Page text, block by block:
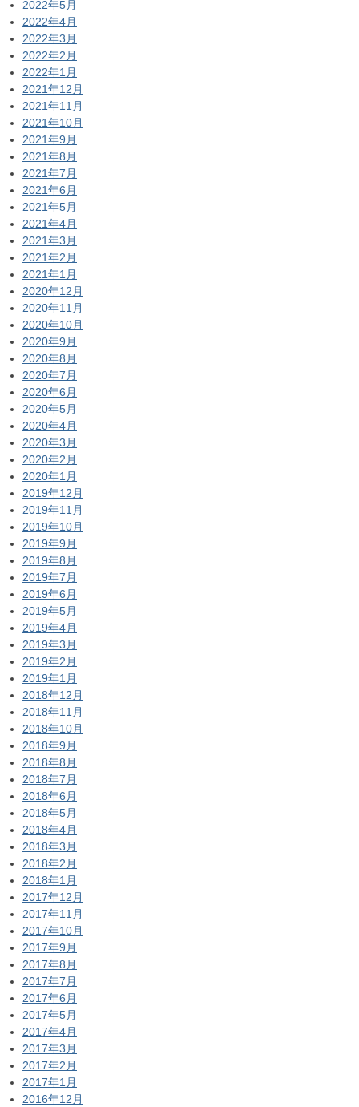
2022年5月
2022年4月
2022年3月
2022年2月
2022年1月
2021年12月
2021年11月
2021年10月
2021年9月
2021年8月
2021年7月
2021年6月
2021年5月
2021年4月
2021年3月
2021年2月
2021年1月
2020年12月
2020年11月
2020年10月
2020年9月
2020年8月
2020年7月
2020年6月
2020年5月
2020年4月
2020年3月
2020年2月
2020年1月
2019年12月
2019年11月
2019年10月
2019年9月
2019年8月
2019年7月
2019年6月
2019年5月
2019年4月
2019年3月
2019年2月
2019年1月
2018年12月
2018年11月
2018年10月
2018年9月
2018年8月
2018年7月
2018年6月
2018年5月
2018年4月
2018年3月
2018年2月
2018年1月
2017年12月
2017年11月
2017年10月
2017年9月
2017年8月
2017年7月
2017年6月
2017年5月
2017年4月
2017年3月
2017年2月
2017年1月
2016年12月